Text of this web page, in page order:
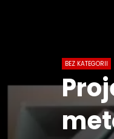
BEZ KATEGORII